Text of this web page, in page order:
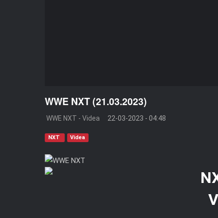
WWE NXT (21.03.2023)
WWE NXT - Videa 22-03-2023 - 04:48
NXT Videa